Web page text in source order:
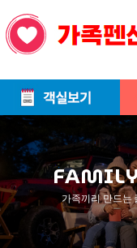
가족끼리 만드는